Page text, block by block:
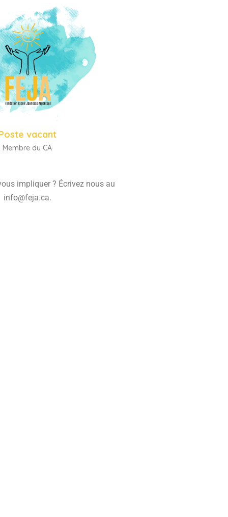
vacant
Membre du CA
impliquer ? Écrivez nous au
info@feja.ca.